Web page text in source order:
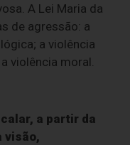
A Lei Maria da
de agressão: a
a violência
violência moral.
a partir da
visão,